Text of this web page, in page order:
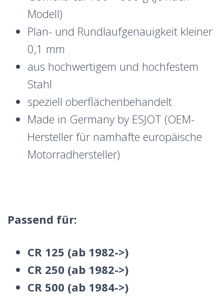
Modell)
Plan- und Rundlaufgenauigkeit kleiner
0,1 mm
aus hochwertigem und hochfestem
Stahl
speziell oberflächenbehandelt
Made in Germany by ESJOT (OEM-
Hersteller für namhafte europäische
Motorradhersteller)
Passend für:
CR 125 (ab 1982->)
CR 250 (ab 1982->)
CR 500 (ab 1984->)